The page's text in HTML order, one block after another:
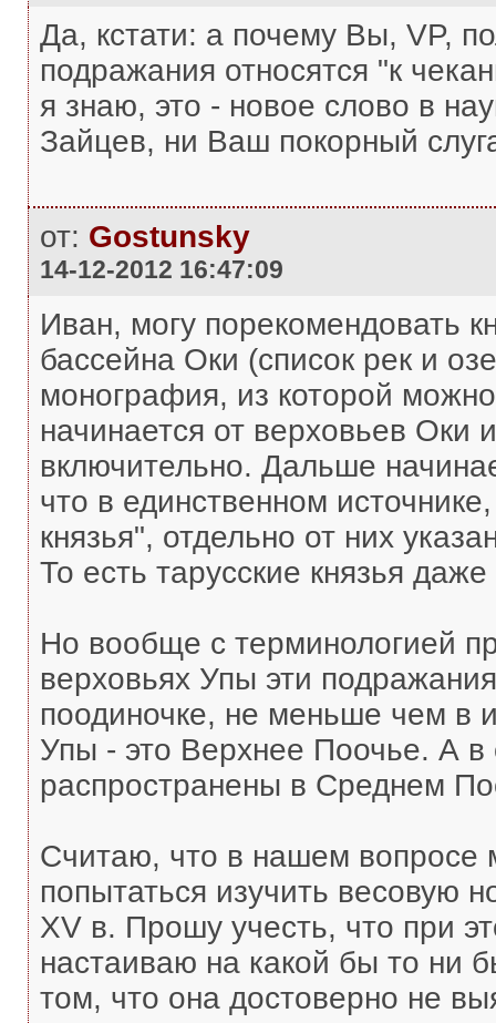
Да, кстати: а почему Вы, VP,
подражания относятся "к
я знаю, это - новое слово в
Зайцев, ни Ваш покорный
от: Gostunsky
14-12-2012 16:47:09
Иван, могу порекомендовать
бассейна Оки (список рек и
монография, из которой
начинается от верховьев Оки
включительно. Дальше
что в единственном
князья", отдельно от них
То есть тарусские князья
Но вообще с терминологией
верховьях Упы эти
поодиночке, не меньше чем в
Упы - это Верхнее Поочье. А
распространены в Среднем
Считаю, что в нашем вопросе
попытаться изучить весовую
XV в. Прошу учесть, что при
настаиваю на какой бы то ни
том, что она достоверно не